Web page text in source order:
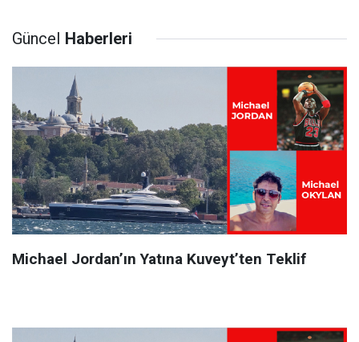
Güncel Haberleri
Michael Jordan’ın Yatına Kuveyt’ten Teklif